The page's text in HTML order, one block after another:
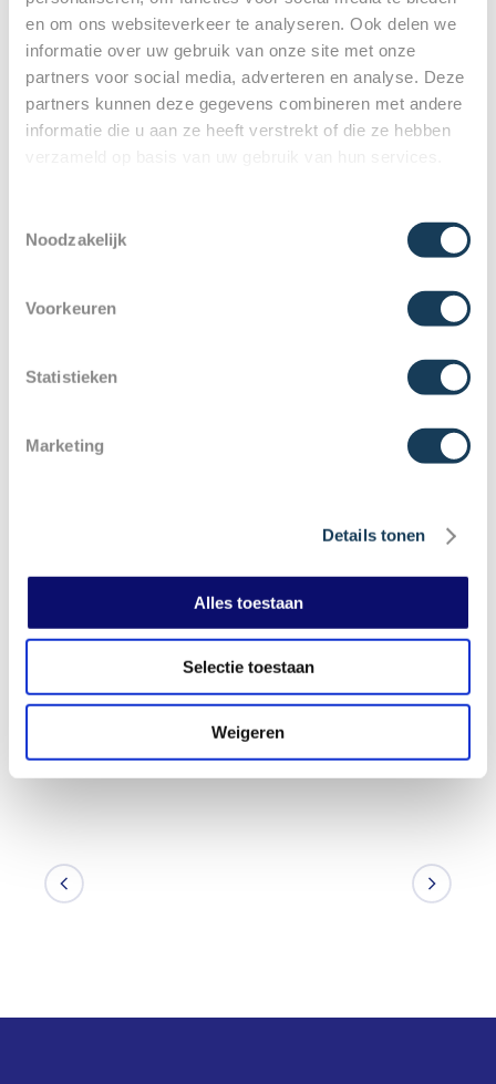
en om ons websiteverkeer te analyseren. Ook delen we
informatie over uw gebruik van onze site met onze
partners voor social media, adverteren en analyse. Deze
partners kunnen deze gegevens combineren met andere
informatie die u aan ze heeft verstrekt of die ze hebben
Noodzakelijk
Voorkeuren
Statistieken
Marketing
Details tonen
Alles toestaan
Selectie toestaan
Weigeren